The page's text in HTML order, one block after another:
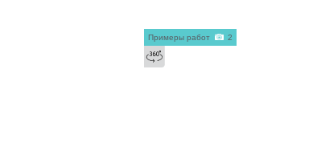
Примеры работ 2